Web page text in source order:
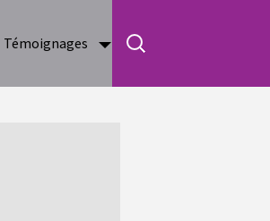
Témoignages